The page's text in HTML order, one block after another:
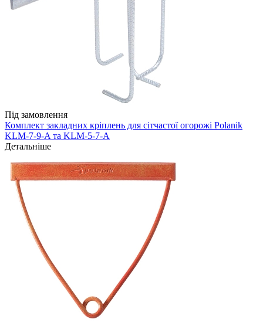
Під замовлення
Комплект закладних кріплень для сітчастої огорожі Polanik
KLM-7-9-A та KLM-5-7-А
Детальніше